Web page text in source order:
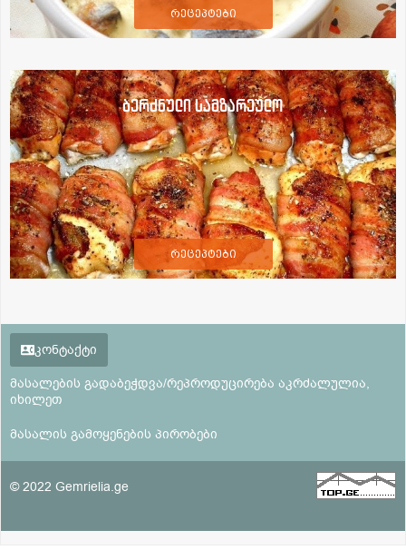
რეცეპტები
ბერძნული სამზარეულო
რეცეპტები
კონტაქტი
მასალების გადაბეჭდვა/რეპროდუცირება აკრძალულია,
იხილეთ
მასალის გამოყენების პირობები
© 2022 Gemrielia.ge